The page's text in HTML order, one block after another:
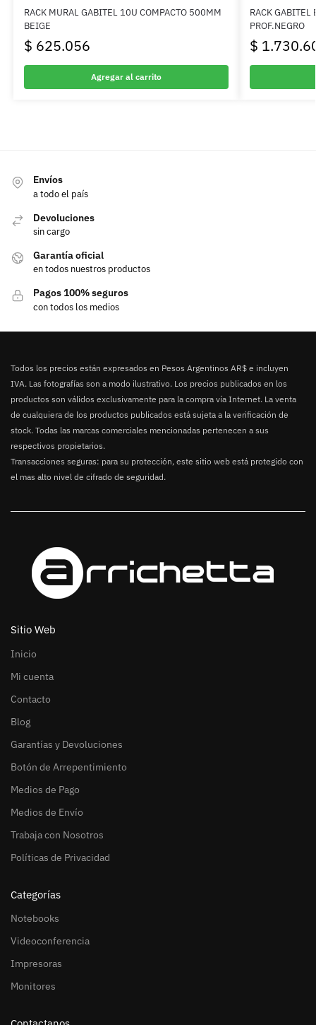
RACK MURAL GABITEL 10U COMPACTO 500MM
BEIGE
$ 625.056
Agregar al carrito
RACK
PROF.NEGRO
$
Envíos
a todo el país
Devoluciones
sin cargo
Garantía oficial
en todos nuestros productos
Pagos 100% seguros
con todos los medios
Todos los precios están expresados en Pesos Argentinos AR$ e incluyen
IVA. Las fotografías son a modo ilustrativo. Los precios publicados en los
productos son válidos exclusivamente para la compra vía Internet. La venta
de cualquiera de los productos publicados está sujeta a la verificación de
stock. Todas las marcas comerciales mencionadas pertenecen a sus
respectivos propietarios.
Transacciones seguras: para su protección, este sitio web está protegido con
el mas alto nivel de cifrado de seguridad.
Sitio Web
Inicio
Mi cuenta
Contacto
Blog
Garantías y Devoluciones
Botón de Arrepentimiento
Medios de Pago
Medios de Envío
Trabaja con Nosotros
Políticas de Privacidad
Categorías
Notebooks
Videoconferencia
Impresoras
Monitores